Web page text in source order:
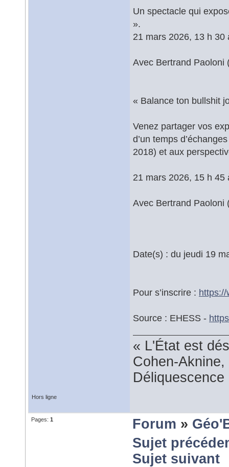
Un spectacle qui
».
21 mars 2026, 13 h
Avec Bertrand Paoloni
« Balance ton bullshit
Venez partager vos
d’un temps
2018) et aux
21 mars 2026, 15 h
Avec Bertrand Paoloni
Date(s) : du jeudi 19
Pour s’inscrire :
Source : EHESS -
« L'État est
Cohen-
Hors ligne
Pages: 1 Forum »
Sujet
Sujet suivant